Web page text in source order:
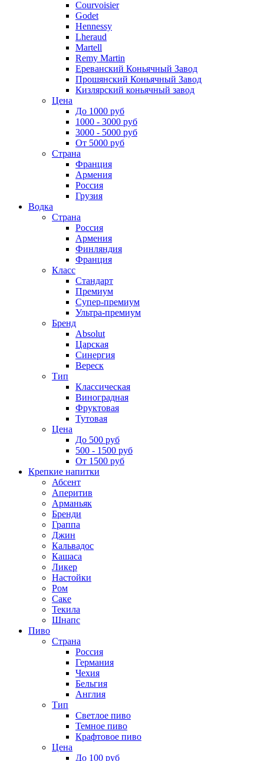
Courvoisier
Godet
Hennessy
Lheraud
Martell
Remy Martin
Ереванский Коньячный Завод
Прошянский Коньячный Завод
Кизлярский коньячный завод
Цена
До 1000 руб
1000 - 3000 руб
3000 - 5000 руб
От 5000 руб
Страна
Франция
Армения
Россия
Грузия
Водка
Страна
Россия
Армения
Финляндия
Франция
Класс
Стандарт
Премиум
Супер-премиум
Ультра-премиум
Бренд
Absolut
Царская
Синергия
Вереск
Тип
Классическая
Виноградная
Фруктовая
Тутовая
Цена
До 500 руб
500 - 1500 руб
От 1500 руб
Крепкие напитки
Абсент
Аперитив
Арманьяк
Бренди
Граппа
Джин
Кальвадос
Кашаса
Ликер
Настойки
Ром
Саке
Текила
Шнапс
Пиво
Страна
Россия
Германия
Чехия
Бельгия
Англия
Тип
Светлое пиво
Темное пиво
Крафтовое пиво
Цена
До 100 руб